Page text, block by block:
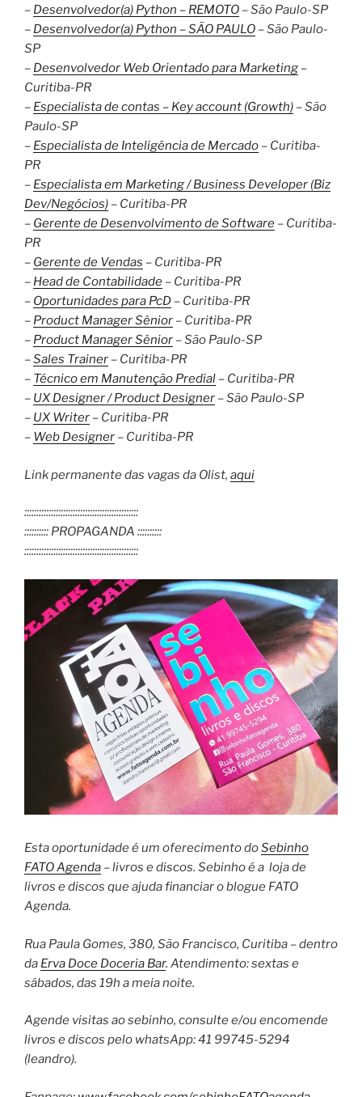
– Desenvolvedor(a) Python – REMOTO – São Paulo-SP
– Desenvolvedor(a) Python – SÃO PAULO – São Paulo-
SP
– Desenvolvedor Web Orientado para Marketing –
Curitiba-PR
– Especialista de contas – Key account (Growth) – São
Paulo-SP
– Especialista de Inteligência de Mercado – Curitiba-
PR
– Especialista em Marketing / Business Developer (Biz
Dev/Negócios) – Curitiba-PR
– Gerente de Desenvolvimento de Software – Curitiba-
PR
– Gerente de Vendas – Curitiba-PR
– Head de Contabilidade – Curitiba-PR
– Oportunidades para PcD – Curitiba-PR
– Product Manager Sênior – Curitiba-PR
– Product Manager Sênior – São Paulo-SP
–Sales Trainer – Curitiba-PR
– Técnico em Manutenção Predial – Curitiba-PR
– UX Designer / Product Designer – São Paulo-SP
– UX Writer – Curitiba-PR
– Web Designer – Curitiba-PR
Link permanente das vagas da Olist, aqui
:::::::::::::::::::::::::::::::::::::::::::::::
:::::::::: PROPAGANDA ::::::::::
:::::::::::::::::::::::::::::::::::::::::::::::
Esta oportunidade é um oferecimento doSebinho
FATO Agenda – livros e discos. Sebinho é a loja de
livros e discos que ajuda financiar o blogue FATO
Agenda.
Rua Paula Gomes, 380, São Francisco, Curitiba – dentro
da Erva Doce Doceria Bar. Atendimento: sextas e
sábados, das 19h a meia noite.
Agende visitas ao sebinho, consulte e/ou encomende
livros e discos pelo whatsApp: 41 99745-5294
(leandro).